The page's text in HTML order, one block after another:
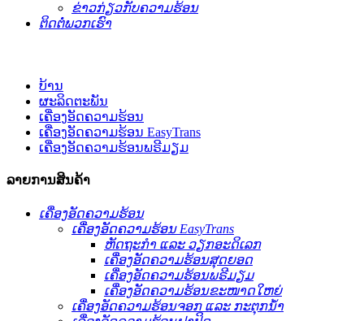
ຂ່າວກ່ຽວກັບຄວາມຮ້ອນ
ຕິດຕໍ່ພວກເຮົາ
ບ້ານ
ຜະລິດຕະພັນ
ເຄື່ອງອັດຄວາມຮ້ອນ
ເຄື່ອງອັດຄວາມຮ້ອນ EasyTrans
ເຄື່ອງອັດຄວາມຮ້ອນພຣີມຽມ
ລາຍການສິນຄ້າ
ເຄື່ອງອັດຄວາມຮ້ອນ
ເຄື່ອງອັດຄວາມຮ້ອນ EasyTrans
ຫັດຖະກຳ ແລະ ວຽກອະດິເລກ
ເຄື່ອງອັດຄວາມຮ້ອນສຸດຍອດ
ເຄື່ອງອັດຄວາມຮ້ອນພຣີມຽມ
ເຄື່ອງອັດຄວາມຮ້ອນຂະໜາດໃຫຍ່
ເຄື່ອງອັດຄວາມຮ້ອນຈອກ ແລະ ກະຕຸກນ້ຳ